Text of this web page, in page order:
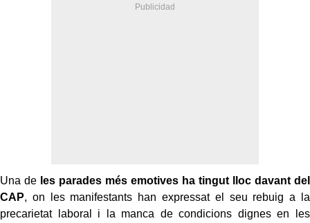
Una de les parades més emotives ha tingut lloc davant del
CAP, on les manifestants han expressat el seu rebuig a la
precarietat laboral i la manca de condicions dignes en les